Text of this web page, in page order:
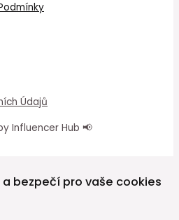
Údajů
Influencer Hub 📢
bezpečí pro vaše cookies